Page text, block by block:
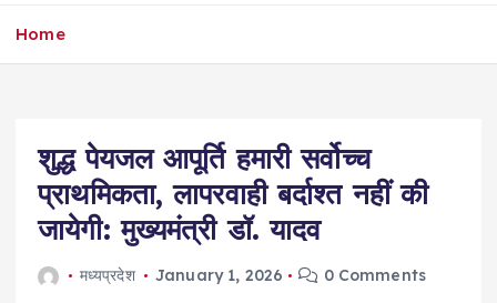
Home
शुद्ध पेयजल आपूर्ति हमारी सर्वोच्च
प्राथमिकता, लापरवाही बर्दाश्त नहीं की
जायेगी: मुख्यमंत्री डॉ. यादव
मध्यप्रदेश January 1, 2026 0 Comments